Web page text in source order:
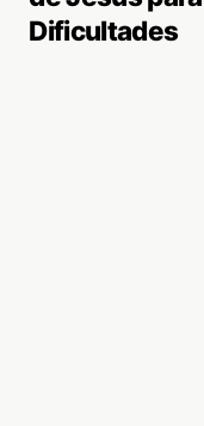
Dificultades